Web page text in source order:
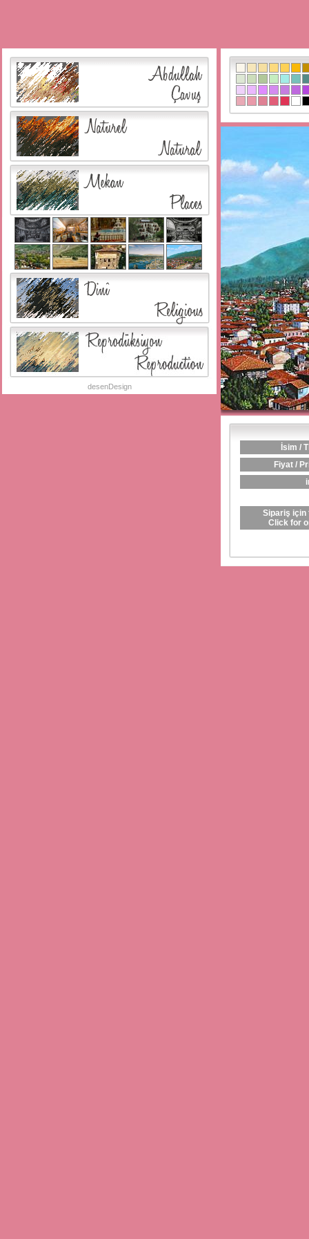
desenDesign
İsim /
Fiyat /
Sipariş için
Click for